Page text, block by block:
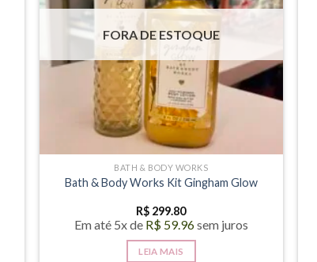
FORA DE ESTOQUE
BATH & BODY WORKS
Bath & Body Works Kit Gingham Glow
R$ 299.80
Em até 5x de R$59.96sem juros
LEIA MAIS